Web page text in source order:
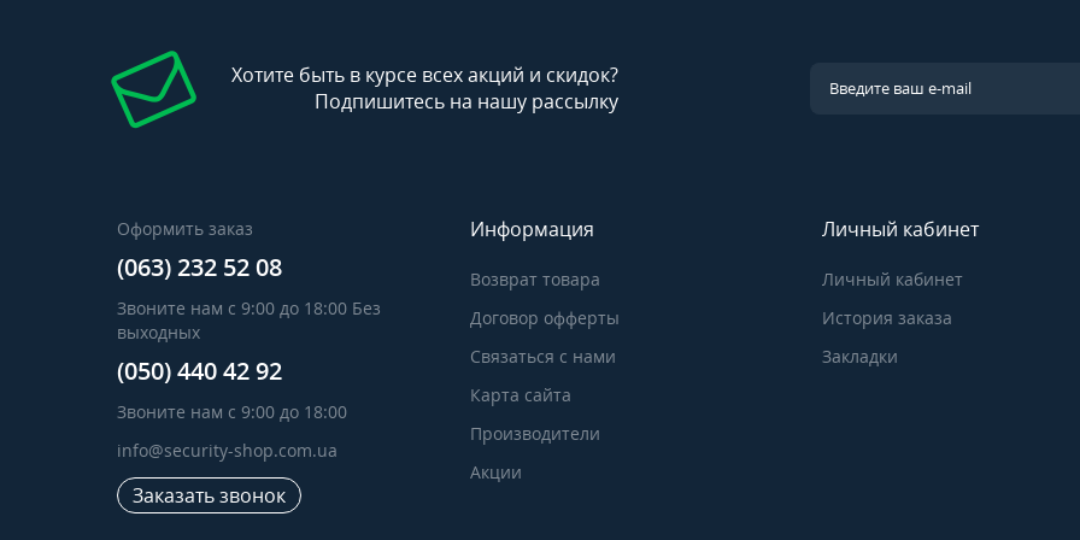
Хотите быть в курсе всех акций и скидок?
Подпишитесь на нашу рассылку
Оформить заказ
(063) 232 52 08
Звоните нам с 9:00 до 18:00 Без
выходных
(050) 440 42 92
Звоните нам с 9:00 до 18:00
info@security-shop.com.ua
Заказать звонок
Информация
Возврат товара
Договор офферты
Связаться с нами
Карта сайта
Производители
Акции
Личный кабинет
Личный кабинет
История заказа
Закладки